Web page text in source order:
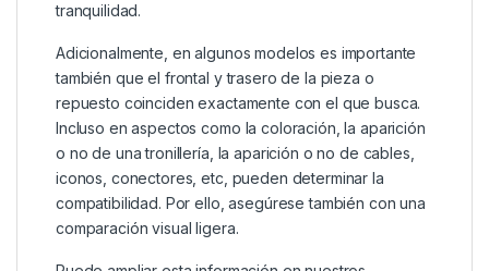
tranquilidad.
Adicionalmente, en algunos modelos es importante
también que el frontal y trasero de la pieza o
repuesto coinciden exactamente con el que busca.
Incluso en aspectos como la coloración, la aparición
o no de una tronillería, la aparición o no de cables,
iconos, conectores, etc, pueden determinar la
compatibilidad. Por ello, asegúrese también con una
comparación visual ligera.